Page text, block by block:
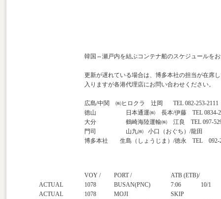
韓国⇔瀬戸内を結ぶコンテナ船のスケジュールを
更新が遅れている場合は、博多本社の担当が在席
入りますが各港代理店にお問い合わせください。
広島/中関 ㈱ヒロクラ 辻岡
TEL 082-253-2111
徳山 日本通運㈱ 長本/伊藤 TEL 0834-
大分 鶴崎海陸運輸㈱ 江良 TEL 097-
門司 山九㈱
小口（おぐち） /龍田
博多本社 生島（しょうじま） /徳永 TEL 092-
VOY / PORT /
ATB (ETB)/
ACTUAL
1078 BUSAN(PNC) 7:06
10/1
ACTUAL
1078 MOJI
SKIP